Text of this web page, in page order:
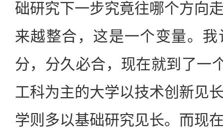
础研究下一步究竟往哪个方向
来越整合，这是一个变量。
分，分久必合，现在就到了一
工科为主的大学以技术创新见
学则多以基础研究见长。而现